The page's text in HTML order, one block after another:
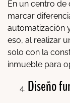
En un centro
marcar
automatización
eso, al realizar
solo con la
inmueble para
Diseño